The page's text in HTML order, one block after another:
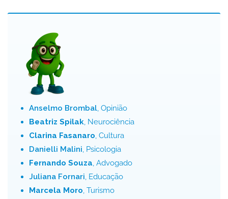
Anselmo Brombal, Opinião
Beatriz Spilak, Neurociência
Clarina Fasanaro, Cultura
Danielli Malini, Psicologia
Fernando Souza, Advogado
Juliana Fornari, Educação
Marcela Moro, Turismo